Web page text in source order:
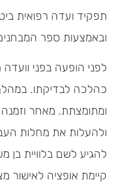
תפקיד ועדה רפואית
ובאמצעות ספר
לפני הופעה בפני
כהלכה לבדיקתו.
ומתומצתת. מאחר וזמנה
ולהעלות את מחלות
להגיע לשם בלוויית
קיימת אופציה לאישור